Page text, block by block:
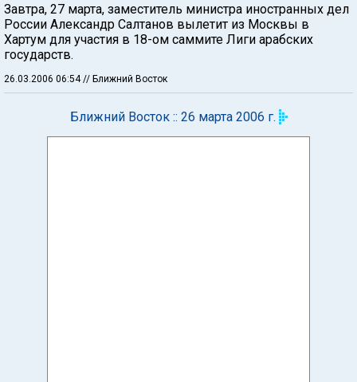
Завтра, 27 марта, заместитель министра иностранных дел
России Александр Салтанов вылетит из Москвы в
Хартум для участия в 18-ом саммите Лиги арабских
государств.
26.03.2006 06:54 // Ближний Восток
Ближний Восток :: 26 марта 2006 г.